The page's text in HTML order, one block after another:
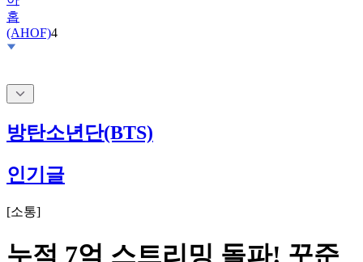
(AHOF)
방탄소년단(BTS)
인기글
[소통]
누적 7억 스트리밍 돌파! 꾸준